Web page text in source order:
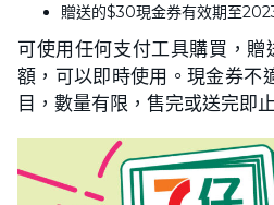
贈送的$30現金券有效期至
可使用任何支付工具購買，
額，可以即時使用。現金券不
目，數量有限，售完或送完即